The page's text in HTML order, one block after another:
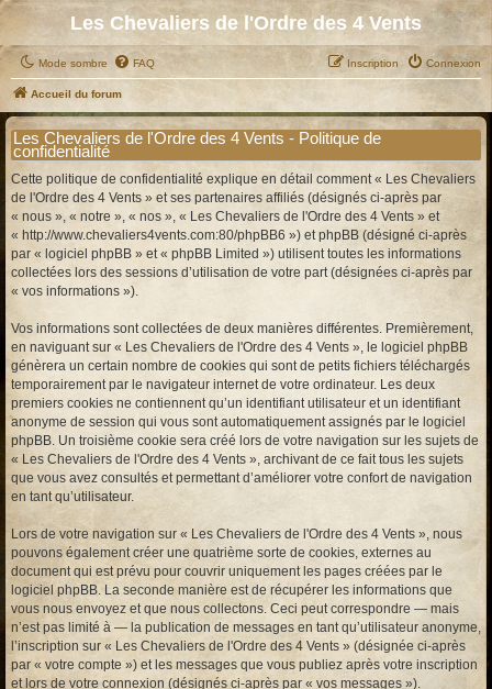
Les Chevaliers de l'Ordre des 4 Vents
Mode sombre FAQ Connexion
Inscription
Accueil du forum
Les Chevaliers de l'Ordre des 4 Vents - Politique de
confidentialité
Cette politique de confidentialité explique en détail comment « Les Chevaliers
de l'Ordre des 4 Vents » et ses partenaires affiliés (désignés ci-après par
« nous », « notre », « nos », « Les Chevaliers de l'Ordre des 4 Vents » et
« http://www.chevaliers4vents.com:80/phpBB6 ») et phpBB (désigné ci-après
par « logiciel phpBB » et « phpBB Limited ») utilisent toutes les informations
collectées lors des sessions d’utilisation de votre part (désignées ci-après par
« vos informations »).
Vos informations sont collectées de deux manières différentes. Premièrement,
en naviguant sur « Les Chevaliers de l'Ordre des 4 Vents », le logiciel phpBB
génèrera un certain nombre de cookies qui sont de petits fichiers téléchargés
temporairement par le navigateur internet de votre ordinateur. Les deux
premiers cookies ne contiennent qu’un identifiant utilisateur et un identifiant
anonyme de session qui vous sont automatiquement assignés par le logiciel
phpBB. Un troisième cookie sera créé lors de votre navigation sur les sujets de
« Les Chevaliers de l'Ordre des 4 Vents », archivant de ce fait tous les sujets
que vous avez consultés et permettant d’améliorer votre confort de navigation
en tant qu’utilisateur.
Lors de votre navigation sur « Les Chevaliers de l'Ordre des 4 Vents », nous
pouvons également créer une quatrième sorte de cookies, externes au
document qui est prévu pour couvrir uniquement les pages créées par le
logiciel phpBB. La seconde manière est de récupérer les informations que
vous nous envoyez et que nous collectons. Ceci peut correspondre — mais
n’est pas limité à — la publication de messages en tant qu’utilisateur anonyme,
l’inscription sur « Les Chevaliers de l'Ordre des 4 Vents » (désignée ci-après
par « votre compte ») et les messages que vous publiez après votre inscription
et lors de votre connexion (désignés ci-après par « vos messages »).